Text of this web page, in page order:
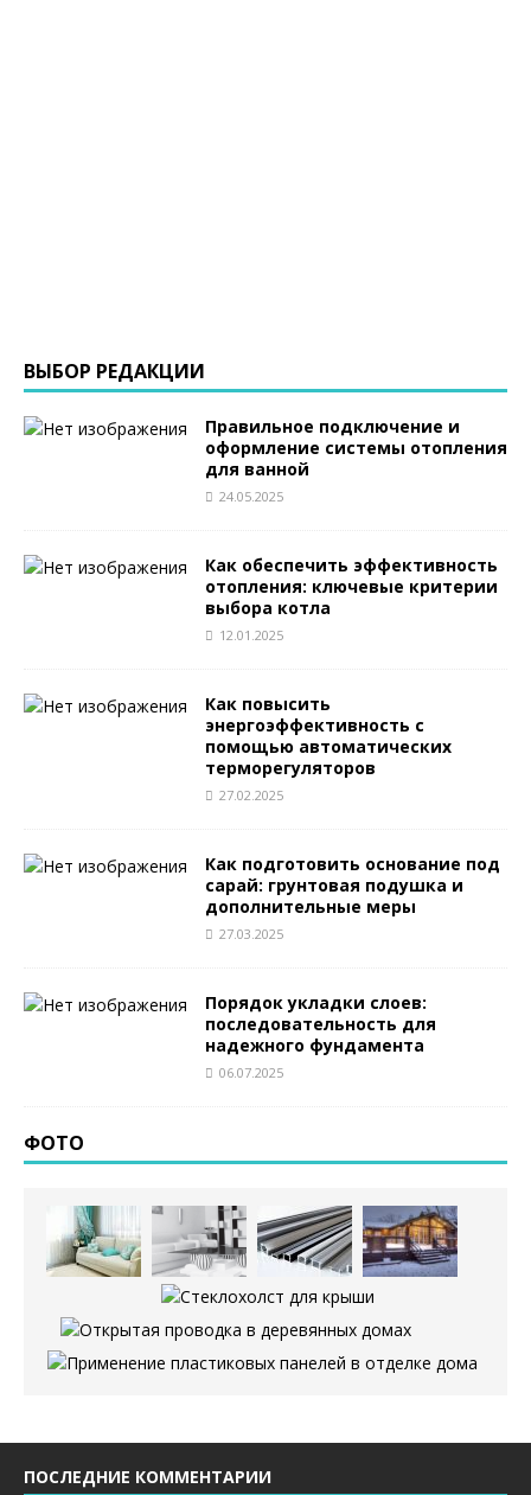
ВЫБОР РЕДАКЦИИ
Правильное подключение и
оформление системы отопления
для ванной
24.05.2025
Как обеспечить эффективность
отопления: ключевые критерии
выбора котла
12.01.2025
Как повысить
энергоэффективность с
помощью автоматических
терморегуляторов
27.02.2025
Как подготовить основание под
сарай: грунтовая подушка и
дополнительные меры
27.03.2025
Порядок укладки слоев:
последовательность для
надежного фундамента
06.07.2025
ФОТО
ПОСЛЕДНИЕ КОММЕНТАРИИ